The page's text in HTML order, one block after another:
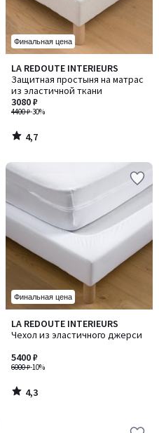
Финальная цена
LA REDOUTE INTERIEURS
Защитная простыня на матрас
из эластичной ткани
4400 ₽-30%
3080 ₽
4,7
/ 5
4,7
/
Финальная цена
LA REDOUTE INTERIEURS
Чехол из эластичного джерси
6000 ₽-10%
5400 ₽
4,3
/ 5
4,3
/